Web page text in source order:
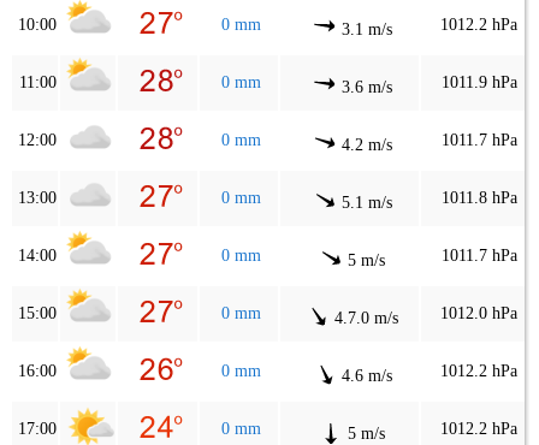
10:00 0 mm 3.1 m/s 1012.2 hPa
11:00 0 mm 3.6 m/s 1011.9 hPa
12:00 0 mm 4.2 m/s 1011.7 hPa
13:00 0 mm 5.1 m/s 1011.8 hPa
14:00 0 mm 5 m/s 1011.7 hPa
15:00 0 mm 4.7.0 m/s 1012.0 hPa
16:00 0 mm 4.6 m/s 1012.2 hPa
17:00 0 mm 5 m/s 1012.2 hPa